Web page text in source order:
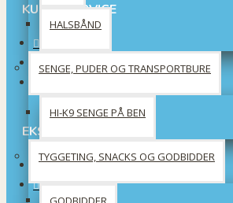
HALSBÅND
SENGE, PUDER OG TRANSPORTBURE
HI-K9 SENGE PÅ BEN
TYGGETING, SNACKS OG GODBIDDER
KUNDESERVICE
Returneringer af varer
EKSTRA
Producenter